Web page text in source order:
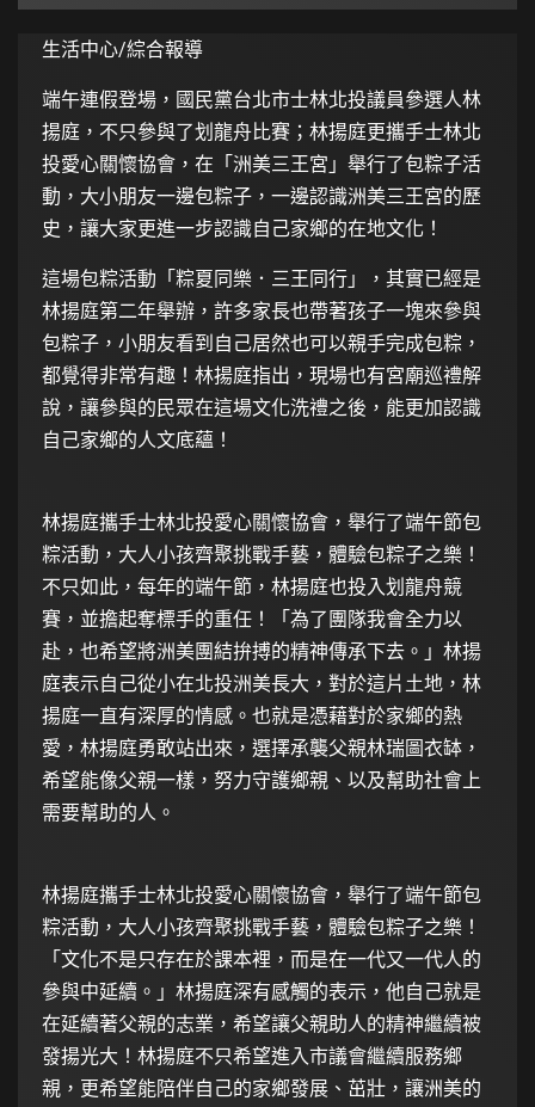
生活中心/綜合報導
端午連假登場，國民黨台北市士林北投議員參選人林
揚庭，不只參與了划龍舟比賽；林揚庭更攜手士林北
投愛心關懷協會，在「洲美三王宮」舉行了包粽子活
動，大小朋友一邊包粽子，一邊認識洲美三王宮的歷
史，讓大家更進一步認識自己家鄉的在地文化！
這場包粽活動「粽夏同樂．三王同行」，其實已經是
林揚庭第二年舉辦，許多家長也帶著孩子一塊來參與
包粽子，小朋友看到自己居然也可以親手完成包粽，
都覺得非常有趣！林揚庭指出，現場也有宮廟巡禮解
說，讓參與的民眾在這場文化洗禮之後，能更加認識
自己家鄉的人文底蘊！
林揚庭攜手士林北投愛心關懷協會，舉行了端午節包
粽活動，大人小孩齊聚挑戰手藝，體驗包粽子之樂！
不只如此，每年的端午節，林揚庭也投入划龍舟競
賽，並擔起奪標手的重任！「為了團隊我會全力以
赴，也希望將洲美團結拚搏的精神傳承下去。」林揚
庭表示自己從小在北投洲美長大，對於這片土地，林
揚庭一直有深厚的情感。也就是憑藉對於家鄉的熱
愛，林揚庭勇敢站出來，選擇承襲父親林瑞圖衣缽，
希望能像父親一樣，努力守護鄉親、以及幫助社會上
需要幫助的人。
林揚庭攜手士林北投愛心關懷協會，舉行了端午節包
粽活動，大人小孩齊聚挑戰手藝，體驗包粽子之樂！
「文化不是只存在於課本裡，而是在一代又一代人的
參與中延續。」林揚庭深有感觸的表示，他自己就是
在延續著父親的志業，希望讓父親助人的精神繼續被
發揚光大！林揚庭不只希望進入市議會繼續服務鄉
親，更希望能陪伴自己的家鄉發展、茁壯，讓洲美的